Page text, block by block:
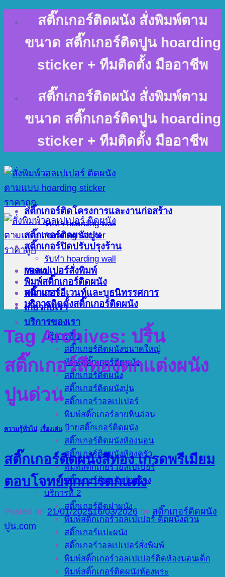
content
สติ๊กเกอร์ติดผนัง สั่งพิมพ์ตาม
ขนาด สติ๊กเกอร์ติดปูน hoarding
sticker + ทีมติดตั้ง มืออาชีพ
สติ๊กเกอร์ติดผนัง สั่งพิมพ์ตาม
ขนาด สติ๊กเกอร์ติดปูน hoarding
sticker + ทีมติดตั้ง มืออาชีพ
Menu
หน้าแรก
เกี่ยวกับเรา
บริการของเรา
บริการที่ 1
สติ๊กเกอร์ติดผนังขนาดใหญ่
พิมพ์สติ๊กเกอร์ติดผนัง
สติ๊กเกอร์ติดผนัง
สติ๊กเกอร์ติดผนังปูน
สติ๊กเกอร์วอลเปเปอร์
พิมพ์สติ๊กเกอร์ลายหินอ่อน
ป้ายสติ๊กเกอร์ติดผนัง
สติ๊กเกอร์ติดผนังห้องนอน
สติ๊กเกอร์ติดผนังห้องครัว
พิมพ์สติ๊กเกอร์วอลเปเปอร์
สติ๊กเกอร์ติดผนังก่อสร้าง
บริการที่ 2
สติ๊กเกอร์ติดฝาผนัง
พิมพ์สติ๊กเกอร์วอลเปเปอร์ ติดผนังด่วน
สติ๊กเกอร์แปะผนัง
สติ๊กเกอร์วอลเปเปอร์สั่งพิมพ์
พิมพ์สติ๊กเกอร์วอลเปเปอร์ติดห้องนอนเด็ก
พิมพ์สติ๊กเกอร์ติดผนังห้องพระ
สติ๊กเกอร์ติดโครงการและงานก่อสร้าง
รับทำ hoarding wall
สติ๊กเกอร์ติดผนังปูน
สติ๊กเกอร์ปิดปรับปรุงร้าน
รับทำ hoarding wall
วอลเปเปอร์สั่งพิมพ์
พิมพ์สติ๊กเกอร์ติดผนัง
สติ๊กเกอร์อีเวนท์และบูธนิทรรศการ
บริการติดตั้งสติ๊กเกอร์ติดผนัง
Tag Archives: ปริ้น
สติ๊กเกอร์สีทองตกแต่งผนัง
ปูนด่วน
ความรู้ทั่วไป , เรื่องเด่น
สติ๊กเกอร์ติดผนังสีทอง เกรดพรีเมียม
ตอบโจทย์ทุกการตกแต่ง
Posted on 21/01/202516/03/2026 by สติ๊กเกอร์ติดผนัง
ปูน.com